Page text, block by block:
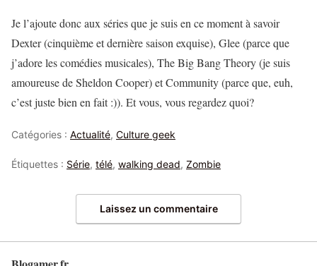
Je l’ajoute donc aux séries que je suis en ce moment à savoir
Dexter (cinquième et dernière saison exquise), Glee (parce que
j’adore les comédies musicales), The Big Bang Theory (je suis
amoureuse de Sheldon Cooper) et Community (parce que, euh,
c’est juste bien en fait :)). Et vous, vous regardez quoi?
Catégories : Actualité, Culture geek
Étiquettes : Série, télé, walking dead, Zombie
Laissez un commentaire